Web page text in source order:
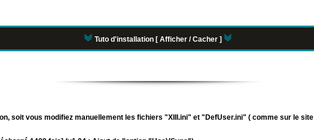
Tuto d'installation [ Afficher / Cacher ]
soit vous modifiez manuellement les fichiers "XIII.ini" et "DefUser.ini" ( comme sur le site